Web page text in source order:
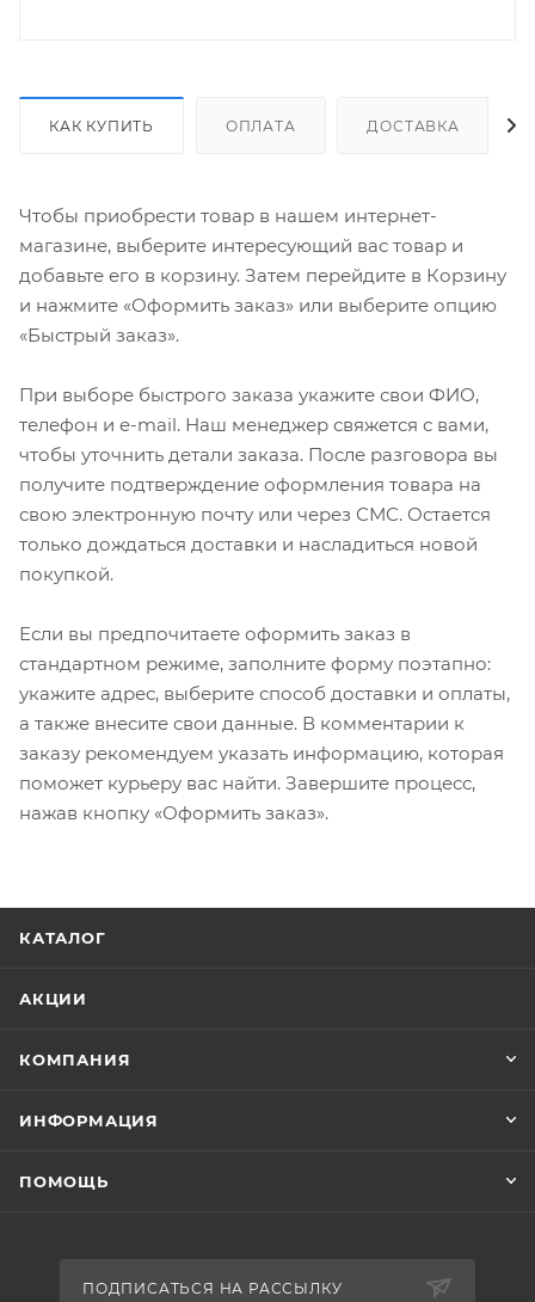
КАК КУПИТЬ ОПЛАТА ДОСТАВКА
Чтобы приобрести товар в нашем интернет-
магазине, выберите интересующий вас товар и
добавьте его в корзину. Затем перейдите в Корзину
и нажмите «Оформить заказ» или выберите опцию
«Быстрый заказ».
При выборе быстрого заказа укажите свои ФИО,
телефон и e-mail. Наш менеджер свяжется с вами,
чтобы уточнить детали заказа. После разговора вы
получите подтверждение оформления товара на
свою электронную почту или через СМС. Остается
только дождаться доставки и насладиться новой
покупкой.
Если вы предпочитаете оформить заказ в
стандартном режиме, заполните форму поэтапно:
укажите адрес, выберите способ доставки и оплаты,
а также внесите свои данные. В комментарии к
заказу рекомендуем указать информацию, которая
поможет курьеру вас найти. Завершите процесс,
нажав кнопку «Оформить заказ».
КАТАЛОГ
АКЦИИ
КОМПАНИЯ
ИНФОРМАЦИЯ
ПОМОЩЬ
ПОДПИСАТЬСЯ НА РАССЫЛКУ